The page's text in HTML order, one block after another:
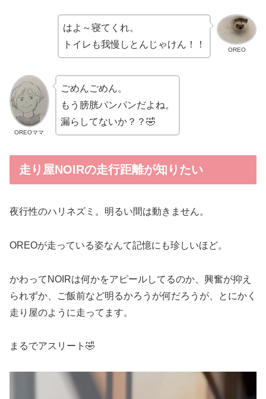
OREO
はよ～寝てくれ。
トイレも我慢しとんじゃけん！！
OREOママ
ごめんごめん。
もう膀胱パンパンだよね。
漏らしてないか？？🤣
走り屋NOIRの走行距離が知りたい
夜行性のハリネズミ。明るい間は動きません。
OREOが走っている姿なんて記憶にも珍しいほど。
かわってNOIRは何かをアピールしてるのか、興奮が抑え
られずか、ご飯前など明るかろうが何だろうが、とにかく
走り屋のように走ってます。
まるでアスリート🤣